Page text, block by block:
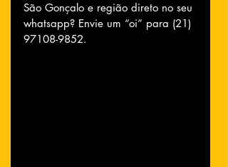
São Gonçalo e região direto no seu
whatsapp? Envie um “oi” para (21)
97108-9852.